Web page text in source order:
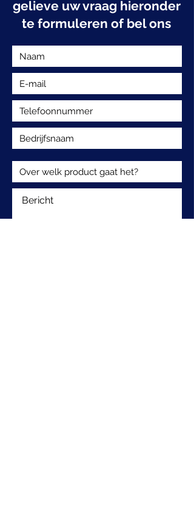
Voorbereid op de
zomer: plaats uw
bestellingen tijdig
gelieve uw vraag hieronder
te formuleren of bel ons